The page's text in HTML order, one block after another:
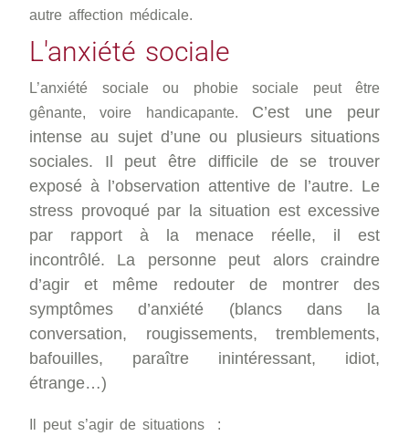
autre affection médicale.
L'anxiété sociale
L’anxiété sociale ou phobie sociale peut être
gênante, voire handicapante. C’est une peur
intense au sujet d’une ou plusieurs situations
sociales. Il peut être difficile de se trouver
exposé à l’observation attentive de l’autre. Le
stress provoqué par la situation est excessive
par rapport à la menace réelle, il est
incontrôlé. La personne peut alors craindre
d’agir et même redouter de montrer des
symptômes d’anxiété (blancs dans la
conversation, rougissements, tremblements,
bafouilles, paraître inintéressant, idiot,
étrange…)
Il peut s’agir de situations :